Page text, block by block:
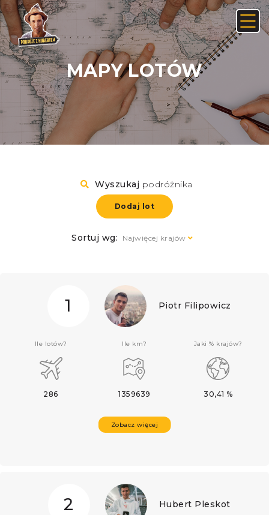
MAPY LOTÓW
Wyszukaj podróżnika
Dodaj lot
Sortuj wg: Najwięcej krajów
1 Piotr Filipowicz
Zobacz więcej
Ile lotów?
286
Ile km?
1359639
Jaki % krajów?
30,41 %
2 Hubert Pleskot
Anuluj Usuń
Nie, anuluj Tak, usuń
JAK ZNALEŹĆ LINK NA ANDROIDZIE: